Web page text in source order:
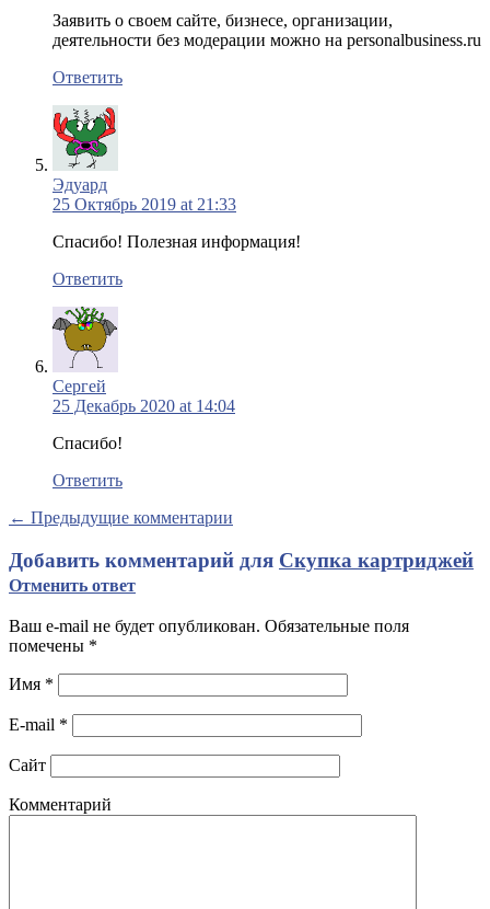
Заявить о своем сайте, бизнесе, организации,
деятельности без модерации можно на personalbusiness.ru
Ответить
Эдуард
25 Октябрь 2019 at 21:33
Спасибо! Полезная информация!
Ответить
Сергей
25 Декабрь 2020 at 14:04
Спасибо!
Ответить
← Предыдущие комментарии
Добавить комментарий для Скупка картриджей
Отменить ответ
Ваш e-mail не будет опубликован. Обязательные поля
помечены *
Имя *
E-mail *
Сайт
Комментарий